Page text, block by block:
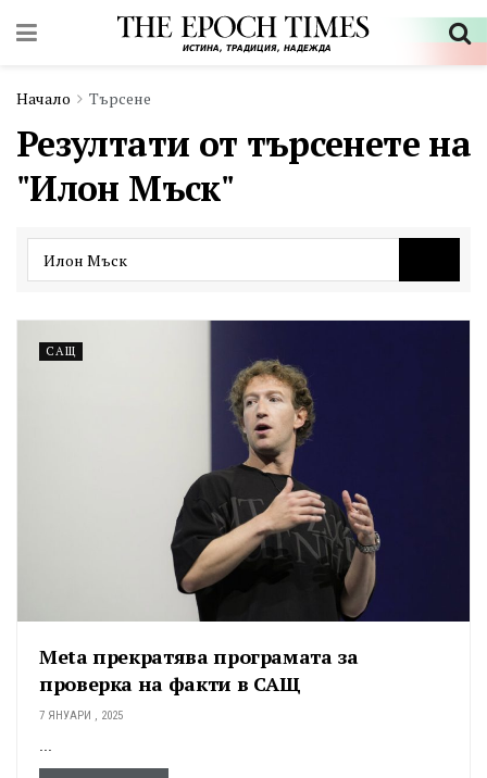
Начало Търсене
Резултати от търсенете на
"Илон Мъск"
САЩ
Meta прекратява програмата за
проверка на факти в САЩ
7 ЯНУАРИ , 2025
...